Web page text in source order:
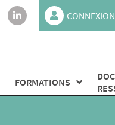
FORMATIONS